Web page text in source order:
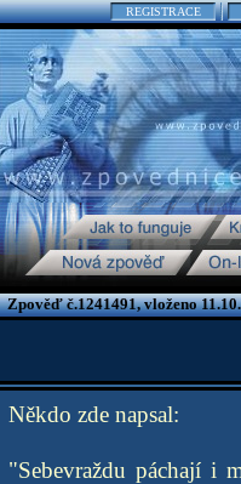
REGISTRACE
Zpověď č.1241491, vloženo
Někdo zde napsal:
"Sebevraždu páchají i